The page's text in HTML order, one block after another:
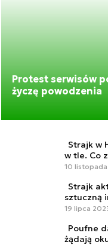
Protest serwisów
życzę powodzenia
Strajk w
w tle. Co
10
Strajk
sztuczną
19 lipca
Poufne
żądają